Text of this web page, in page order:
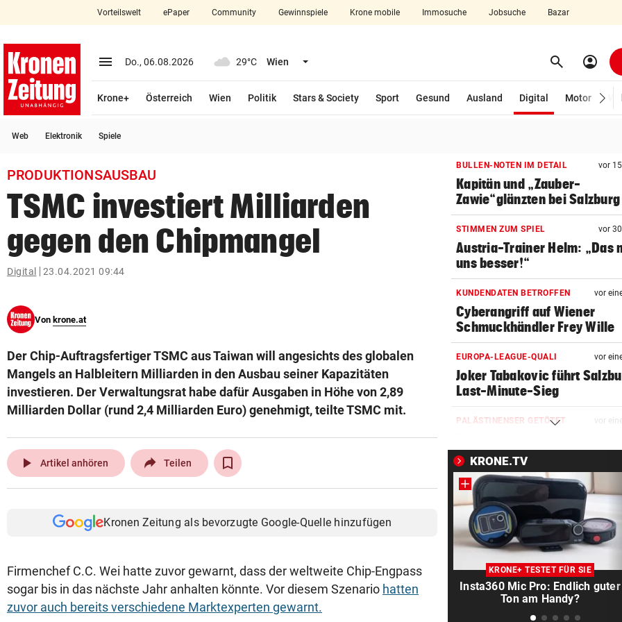
closeSchließen
account_circle Anmelden
arrow_right
bookmark
search
Suchbegriff
eingeben
© Krone Multimedia GmbH & Co KG 2026
Vorteilswelt ePaper Community Gewinnspiele Krone mobile Immosuche Jobsuche Bazar
menu Menü aufklappen
Do., 06.08.2026 29°C Wien Menü aufklappen search Suchen
account_circle
Krone+ Österreich Wien Politik Stars & Society Sport Gesund Ausland Digital
Motor
Web Elektronik Spiele
PRODUKTIONSAUSBAU
TSMC investiert Milliarden
gegen den Chipmangel
Digital 23.04.2021 09:44
Von krone.at
Der Chip-Auftragsfertiger TSMC aus Taiwan will angesichts des globalen
Mangels an Halbleitern Milliarden in den Ausbau seiner Kapazitäten
investieren. Der Verwaltungsrat habe dafür Ausgaben in Höhe von 2,89
Milliarden Dollar (rund 2,4 Milliarden Euro) genehmigt, teilte TSMC mit.
play_arrow Artikel anhören Teilen
Kronen Zeitung als bevorzugte Google-Quelle hinzufügen
Firmenchef C.C. Wei hatte zuvor gewarnt, dass der weltweite Chip-Engpass
sogar bis in das nächste Jahr anhalten könnte. Vor diesem Szenario hatten
zuvor auch bereits verschiedene Marktexperten gewarnt.
BULLEN-NOTEN IM DETAIL vor
Kapitän und „Zauber-
Zawie“glänzten bei Salzburg
STIMMEN ZUM SPIEL vor
Austria-Trainer Helm: „Das
uns besser!“
KUNDENDATEN BETROFFEN vor
Cyberangriff auf Wiener
Schmuckhändler Frey Wille
EUROPA-LEAGUE-QUALI vor
Joker Tabakovic führt
Last-Minute-Sieg
PALÄSTINENSER GETÖTET vor
Gaza-Krieg
STIMMEN ZUM SPIEL vor
Sportboss Katzer: „Fahren
superhappy nach Hause“
ORKAN, KEIN STROM & CO vor
Skurrilitäten in der Red Bull
häufen sich
KRONE.TV
KRONE+ TESTET FÜR SIE
Insta360 Mic Pro: Endlich guter
Ton am Handy?